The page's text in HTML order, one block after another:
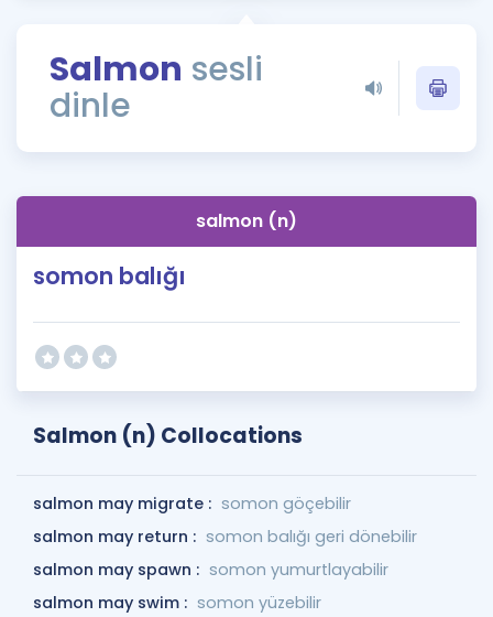
Rehberlik Aracı
ÖSYM Sınav Takvimi
İngilizce Gramer
Salmon sesli
dinle
salmon (n)
somon balığı
Salmon (n) Collocations
salmon may migrate : somon göçebilir
salmon may return : somon balığı geri dönebilir
salmon may spawn : somon yumurtlayabilir
salmon may swim : somon yüzebilir